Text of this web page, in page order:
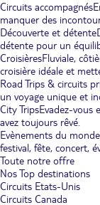
Circuits accompagnés
manquer des
Découverte et détente
détente pour un
CroisièresFluviale,
croisière idéale et
Road Trips & circuits
un voyage unique et
City TripsEvadez-vous
avez toujours rêvé.
Evènements du monde
festival, fête, concert,
Toute notre offre
Nos Top destinations
Circuits Etats-Unis
Circuits Canada